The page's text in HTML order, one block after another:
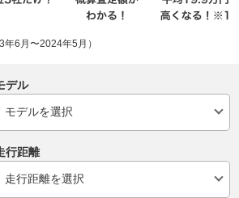
6月〜2024年5月）
デル
行距離